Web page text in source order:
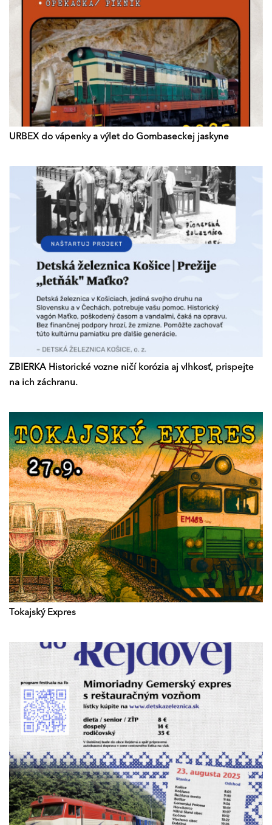
URBEX do vápenky a výlet do Gombaseckej jaskyne
ZBIERKA Historické vozne ničí korózia aj vlhkosť, prispejte
na ich záchranu.
Tokajský Expres